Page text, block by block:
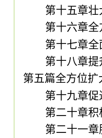
第十五章
第十六章
第十七章
第十八章
第五篇全方位
第十九章
第二十章
第二十一